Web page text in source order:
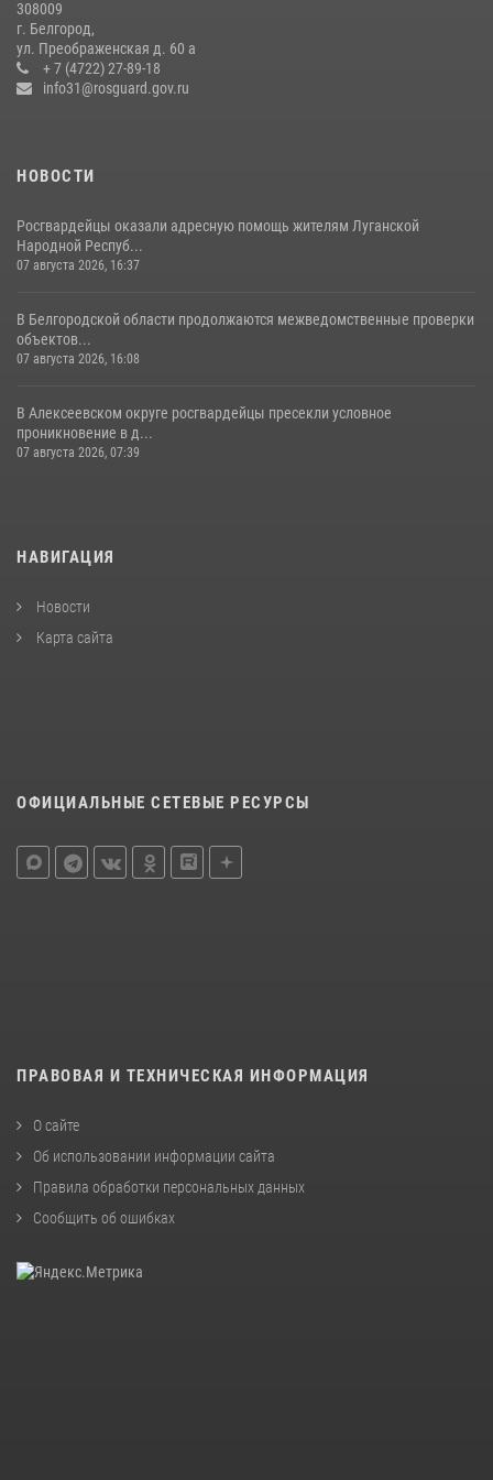
Белгородские росгвардейцы задержали рецидивиста за попытку
кражи из магазина
14 июля 2026, 07:13
308009
г. Белгород,
ул. Преображенская д. 60 а
+ 7 (4722) 27-89-18
info31@rosguard.gov.ru
НОВОСТИ
Росгвардейцы оказали адресную помощь жителям Луганской
Народной Респуб...
07 августа 2026, 16:37
В Белгородской области продолжаются межведомственные проверки
объектов...
07 августа 2026, 16:08
В Алексеевском округе росгвардейцы пресекли условное
проникновение в д...
07 августа 2026, 07:39
НАВИГАЦИЯ
Новости
Карта сайта
ОФИЦИАЛЬНЫЕ СЕТЕВЫЕ РЕСУРСЫ
ПРАВОВАЯ И ТЕХНИЧЕСКАЯ ИНФОРМАЦИЯ
О сайте
Об использовании информации сайта
Правила обработки персональных данных
Сообщить об ошибках